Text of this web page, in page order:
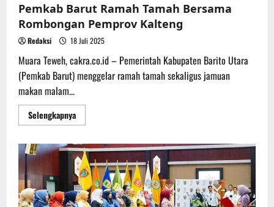
Pemkab Barut Ramah Tamah Bersama
Rombongan Pemprov Kalteng
Redaksi 18 Juli 2025
Muara Teweh, cakra.co.id – Pemerintah Kabupaten Barito Utara
(Pemkab Barut) menggelar ramah tamah sekaligus jamuan
makan malam...
SelengkapnyaRead
more
Barut
Ramah
Tamah
Bersama
Rombongan
Pemprov
Kalteng